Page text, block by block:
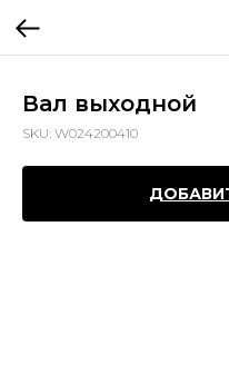
Вал выходной
SKU: W024200410